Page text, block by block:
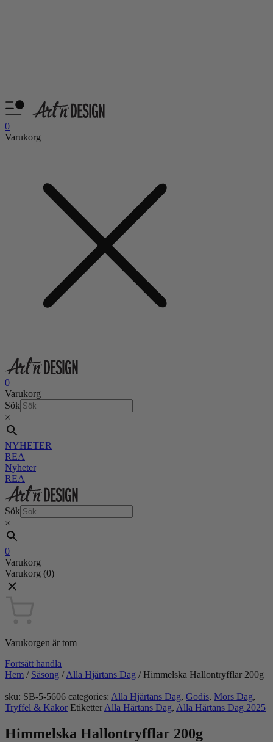
0
Varukorg
0
Varukorg
Sök
×
NYHETER
REA
Nyheter
REA
Sök
×
0
Varukorg
Varukorg (0)
Varukorgen är tom
Fortsätt handla
Hem / Säsong /Alla Hjärtans Dag /Himmelska Hallontryfflar 200g
sku: SB-5-5606 categories: Alla Hjärtans Dag, Godis, Mors Dag,
Tryffel & Kakor Etiketter Alla Härtans Dag, Alla Härtans Dag 2025
Himmelska Hallontryfflar 200g